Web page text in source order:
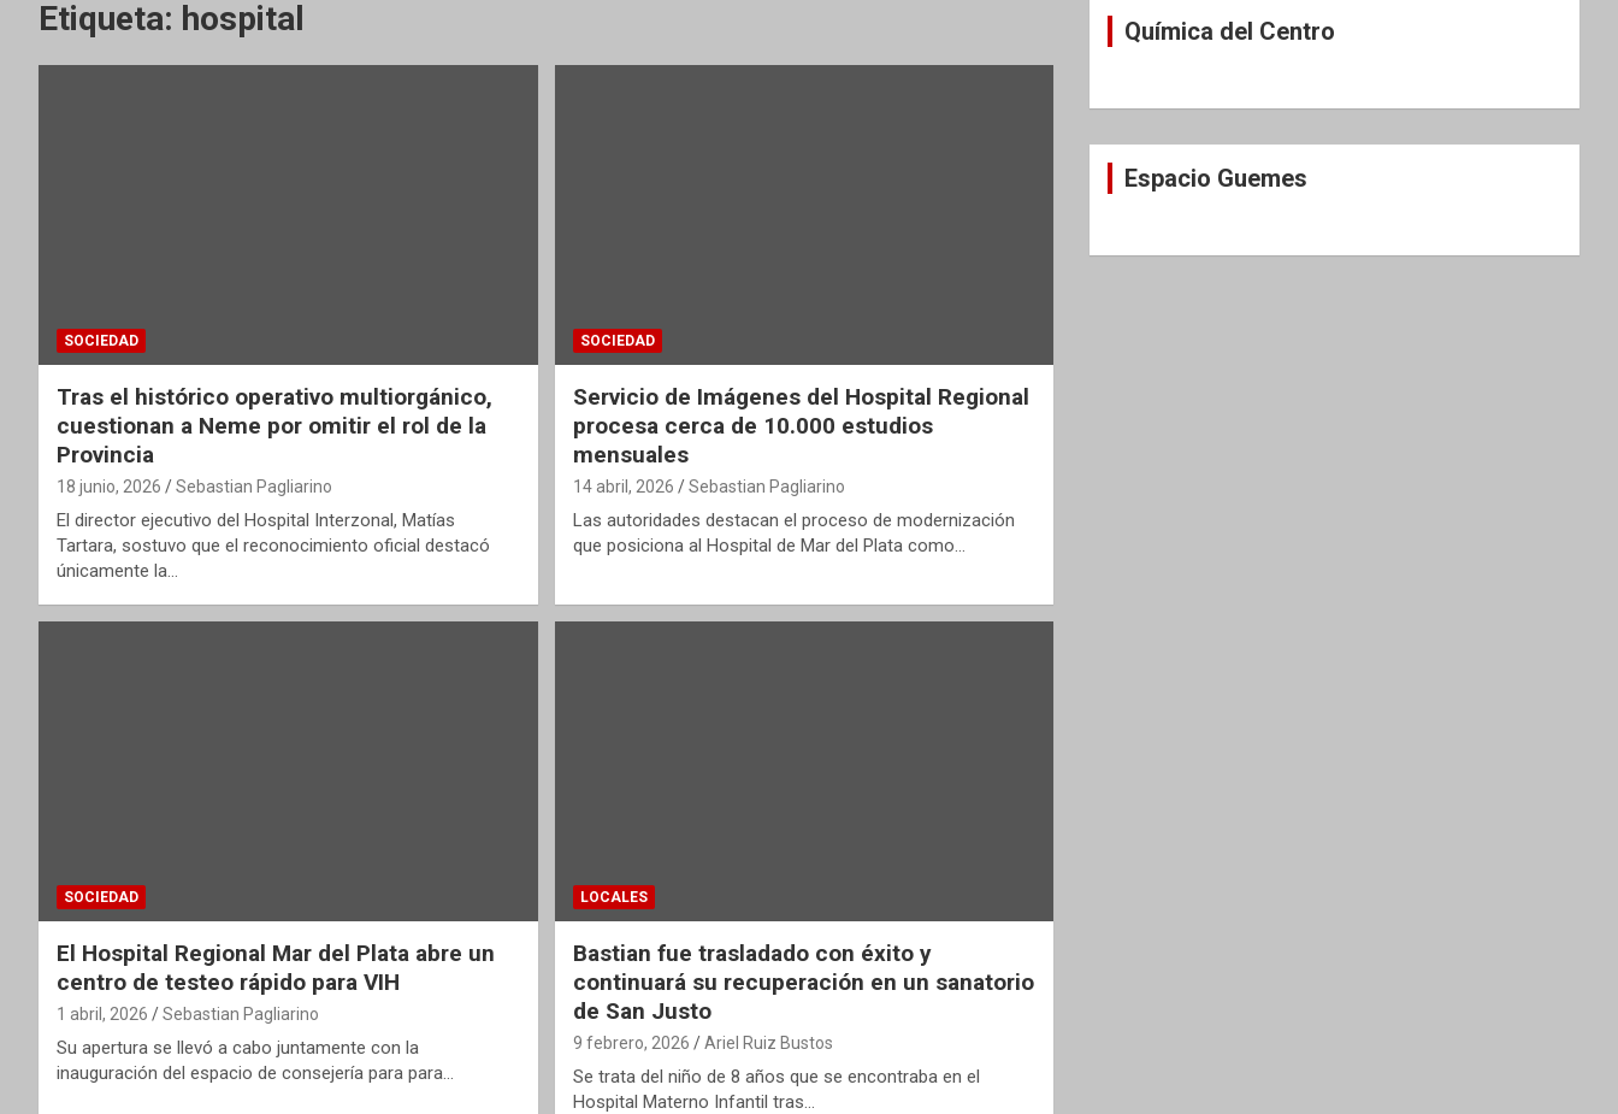
Etiqueta: hospital
SOCIEDAD
Tras el histórico operativo multiorgánico,
cuestionan a Neme por omitir el rol de la
Provincia
18 junio, 2026 Sebastian Pagliarino
El director ejecutivo del Hospital Interzonal, Matías
Tartara, sostuvo que el reconocimiento oficial destacó
únicamente la…
SOCIEDAD
Servicio de Imágenes del Hospital Regional
procesa cerca de 10.000 estudios
mensuales
14 abril, 2026 Sebastian Pagliarino
Las autoridades destacan el proceso de modernización
que posiciona al Hospital de Mar del Plata como…
SOCIEDAD
El Hospital Regional Mar del Plata abre un
centro de testeo rápido para VIH
1 abril, 2026 Sebastian Pagliarino
Su apertura se llevó a cabo juntamente con la
inauguración del espacio de consejería para para…
LOCALES
Bastian fue trasladado con éxito y
continuará su recuperación en un sanatorio
de San Justo
9 febrero, 2026 Ariel Ruiz Bustos
Se trata del niño de 8 años que se encontraba en el
Hospital Materno Infantil tras…
Química del Centro
Espacio Guemes